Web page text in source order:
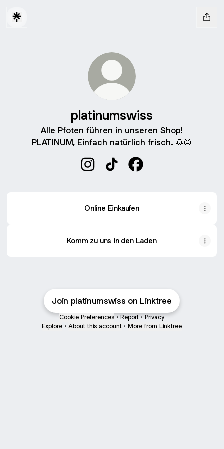
platinumswiss
Alle Pfoten führen in unseren Shop!
PLATINUM, Einfach natürlich frisch. 🐶🐱
Online Einkaufen
Komm zu uns in den Laden
Join platinumswiss on Linktree
Cookie Preferences • Report • Privacy
Explore • About this account • More from Linktree